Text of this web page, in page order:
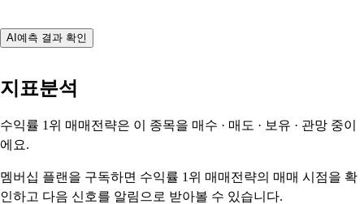
AI예측 결과 확인
지표분석
수익률 1위 매매전략은 이 종목을 매수 · 매도 · 보유 · 관망 중이
에요.
멤버십 플랜을 구독하면 수익률 1위 매매전략의 매매 시점을 확
인하고 다음 신호를 알림으로 받아볼 수 있습니다.